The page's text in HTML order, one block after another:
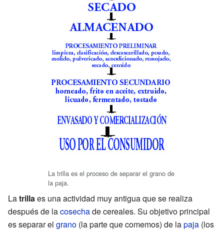
La trilla es el proceso de separar el grano de
la paja.
Latrillaes una actividad muy antigua que se realiza
después de lacosechade cereales. Su objetivo principal
es separar el grano (la parte que comemos) de lapaja (los